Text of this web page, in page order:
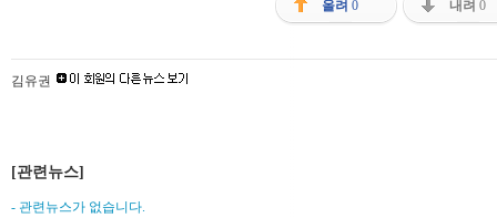
올려 0 내려 0
김유권
[관련뉴스]
- 관련뉴스가 없습니다.